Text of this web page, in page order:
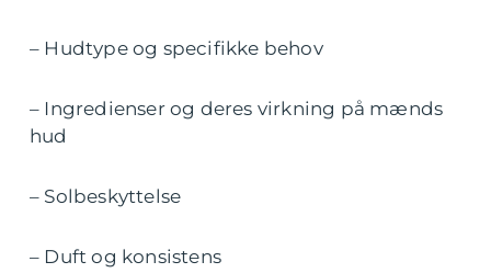
– Hudtype og specifikke behov
– Ingredienser og deres virkning på mænds
hud
– Solbeskyttelse
– Duft og konsistens